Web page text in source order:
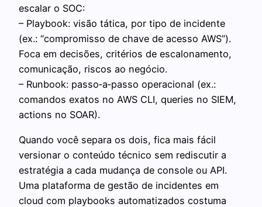
escalar o SOC:
– Playbook: visão tática, por tipo de incidente
(ex.: “compromisso de chave de acesso AWS”).
Foca em decisões, critérios de escalonamento,
comunicação, riscos ao negócio.
– Runbook: passo‑a‑passo operacional (ex.:
comandos exatos no AWS CLI, queries no SIEM,
actions no SOAR).
Quando você separa os dois, fica mais fácil
versionar o conteúdo técnico sem rediscutir a
estratégia a cada mudança de console ou API.
Uma plataforma de gestão de incidentes em
cloud com playbooks automatizados costuma